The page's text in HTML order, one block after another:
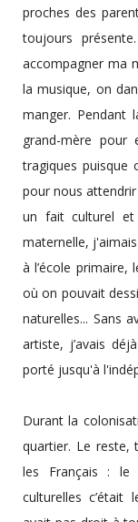
proches des
toujours
accompagner ma
la musique, on
manger. Pendant
grand-mère pour
tragiques puisque
pour nous
un fait culturel et
maternelle,
à l’école
où on pouvait
naturelles... Sans
artiste, j’avais
porté jusqu'à
Durant la
quartier. Le reste,
les Français : le
culturelles c’était